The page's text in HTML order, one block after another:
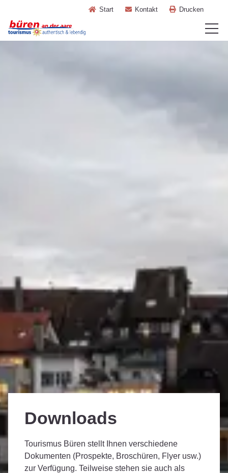
Start Kontakt Drucken
Downloads
Tourismus Büren stellt Ihnen verschiedene
Dokumenten (Prospekte, Broschüren, Flyer usw.)
zur Verfügung. Teilweise stehen sie auch als